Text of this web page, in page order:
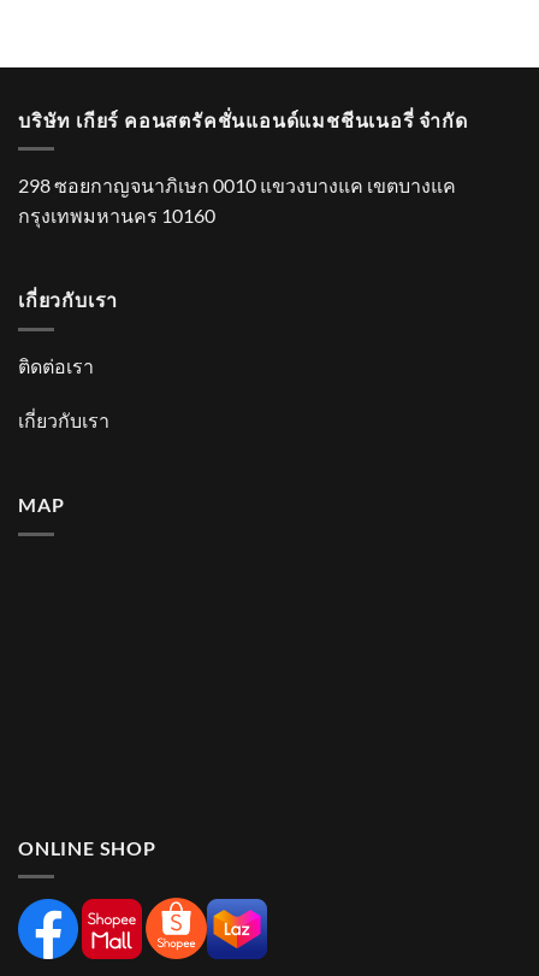
บริษัท เกียร์ คอนสตรัคชั่นแอนด์แมชชีนเนอรี่ จำกัด
298 ซอยกาญจนาภิเษก 0010 แขวงบางแค เขตบางแค
กรุงเทพมหานคร 10160
เกี่ยวกับเรา
ติดต่อเรา
เกี่ยวกับเรา
MAP
ONLINE SHOP